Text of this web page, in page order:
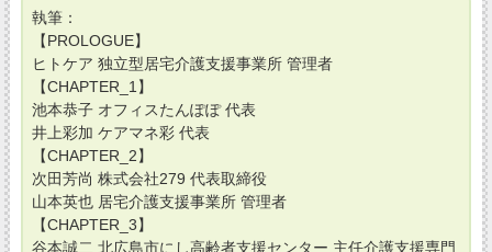
執筆：
【PROLOGUE】
ヒトケア 独立型居宅介護支援事業所 管理者
【CHAPTER_1】
池本恭子 オフィスたんぽぽ 代表
井上彩加 ケアマネ彩 代表
【CHAPTER_2】
次田芳尚 株式会社279 代表取締役
山本英也 居宅介護支援事業所 管理者
【CHAPTER_3】
谷本誠二 北広島市にし高齢者支援センター 主任介護支援専門